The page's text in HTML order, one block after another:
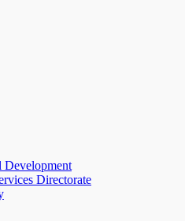
Development
Directorate